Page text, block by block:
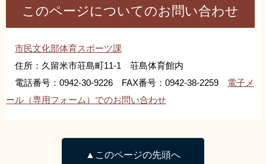
このページについてのお問い合わせ
市民文化部体育スポーツ課
住所：久留米市荘島町11-1 荘島体育館内
電話番号：0942-30-9226 FAX番号：0942-38-2259 電子メ
ール（専用フォーム）でのお問い合わせ
▲このページの先頭へ